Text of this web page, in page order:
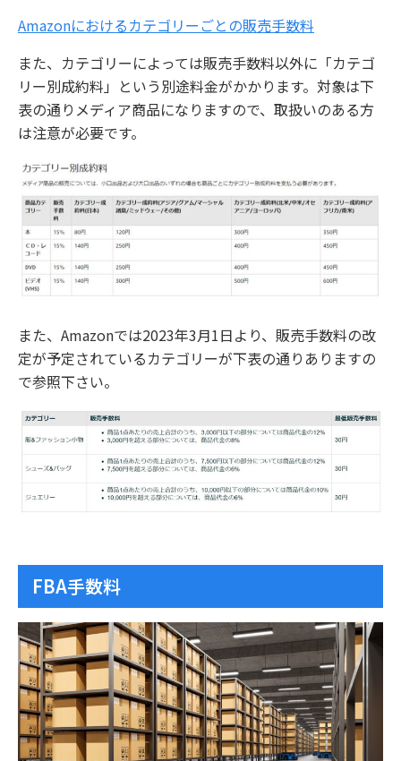
Amazonにおけるカテゴリーごとの販売手数料
また、カテゴリーによっては販売手数料以外に「カテゴ
リー別成約料」という別途料金がかかります。対象は下
表の通りメディア商品になりますので、取扱いのある方
は注意が必要です。
また、Amazonでは2023年3月1日より、販売手数料の改
定が予定されているカテゴリーが下表の通りありますの
で参照下さい。
FBA手数料